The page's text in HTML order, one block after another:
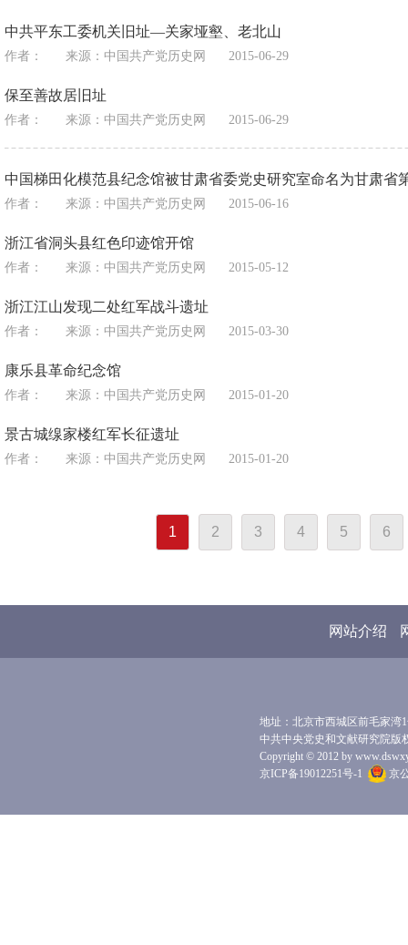
中共平东工委机关旧址—关家垭壑、老北山
作者： 来源： 中国共产党历史网 2015-06-29
保至善故居旧址
作者： 来源： 中国共产党历史网 2015-06-29
中国梯田化模范县纪念馆被甘肃省委党史研究室命名为甘肃省
作者： 来源： 中国共产党历史网 2015-06-16
浙江省洞头县红色印迹馆开馆
作者： 来源： 中国共产党历史网 2015-05-12
浙江江山发现二处红军战斗遗址
作者： 来源： 中国共产党历史网 2015-03-30
康乐县革命纪念馆
作者： 来源： 中国共产党历史网 2015-01-20
景古城缐家楼红军长征遗址
作者： 来源： 中国共产党历史网 2015-01-20
1 2 3 4 5 6
网站介绍
地址：北京市西城区前毛家湾
中共中央党史和文献研究院版
Copyright © 2012 by
京ICP备19012251号-1
京